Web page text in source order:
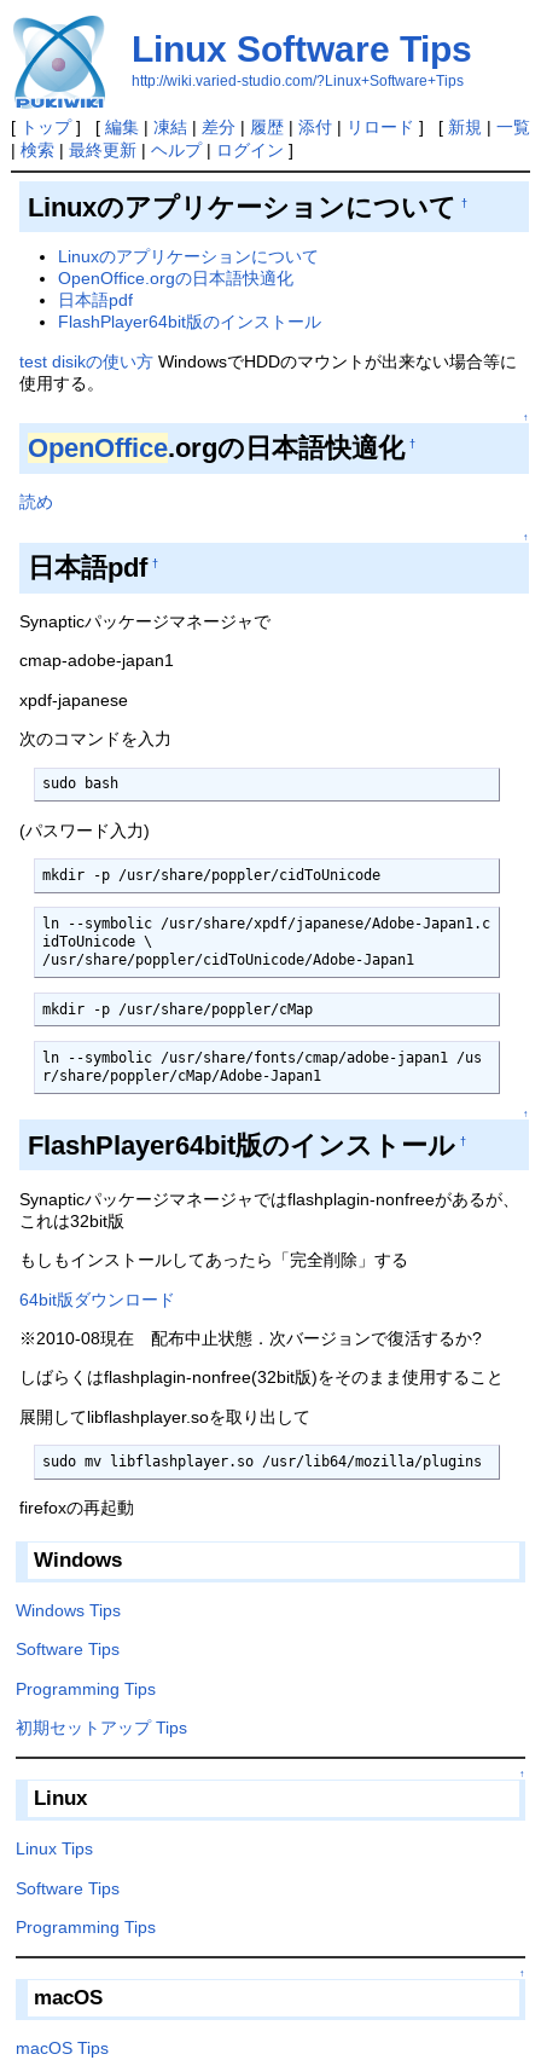
Linux Software Tips
http://wiki.varied-studio.com/?Linux+Software+Tips
[ トップ] [ 編集| 凍結| 差分| 履歴| 添付| リロード ] [ 新規 | 一覧
| 検索| 最終更新| ヘルプ| ログイン ]
Linuxのアプリケーションについて †
Linuxのアプリケーションについて
OpenOffice.orgの日本語快適化
日本語pdf
FlashPlayer64bit版のインストール
test disikの使い方 WindowsでHDDのマウントが出来ない場合等に
使用する。
↑
OpenOffice.orgの日本語快適化 †
読め
↑
日本語pdf †
Synapticパッケージマネージャで
cmap-adobe-japan1
xpdf-japanese
次のコマンドを入力
sudo bash
(パスワード入力)
mkdir -p /usr/share/poppler/cidToUnicode
ln --symbolic /usr/share/xpdf/japanese/Adobe-Japan1.c
idToUnicode \
/usr/share/poppler/cidToUnicode/Adobe-Japan1
mkdir -p /usr/share/poppler/cMap
ln --symbolic /usr/share/fonts/cmap/adobe-japan1 /us
r/share/poppler/cMap/Adobe-Japan1
↑
FlashPlayer64bit版のインストール †
Synapticパッケージマネージャではflashplagin-nonfreeがあるが、
これは32bit版
もしもインストールしてあったら「完全削除」する
64bit版ダウンロード
※2010-08現在 配布中止状態．次バージョンで復活するか?
しばらくはflashplagin-nonfree(32bit版)をそのまま使用すること
展開してlibflashplayer.soを取り出して
sudo mv libflashplayer.so /usr/lib64/mozilla/plugins
firefoxの再起動
Windows
Windows Tips
Software Tips
Programming Tips
初期セットアップ Tips
↑
Linux
Linux Tips
Software Tips
Programming Tips
↑
macOS
macOS Tips